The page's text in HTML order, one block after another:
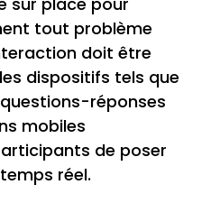
tout problème
doit être
dispositifs tels que
réponses
mobiles
de poser
réel.